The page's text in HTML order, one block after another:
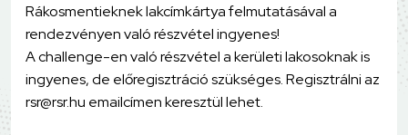
Rákosmentieknek lakcímkártya felmutatásával a
rendezvényen való részvétel ingyenes!
A challenge-en való részvétel a kerületi lakosoknak is
ingyenes, de előregisztráció szükséges. Regisztrálni az
rsr@rsr.hu emailcímen keresztül lehet.